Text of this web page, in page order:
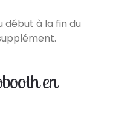
début à la fin du
en